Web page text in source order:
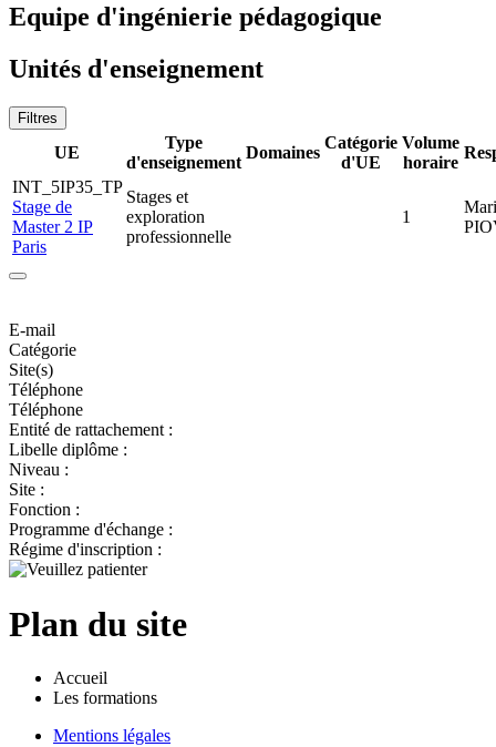
Equipe d'ingénierie pédagogique
Unités d'enseignement
Filtres
UE
Type
d'enseignement
Domaines
Catégorie
d'UE
Volume
horaire
INT_5IP35_TP
Stage de
Master 2 IP
Paris
Stages et
exploration
professionnelle
1
E-mail
Catégorie
Site(s)
Téléphone
Téléphone
Entité de rattachement :
Libelle diplôme :
Niveau :
Site :
Fonction :
Programme d'échange :
Régime d'inscription :
Plan du site
Accueil
Les formations
Mentions légales